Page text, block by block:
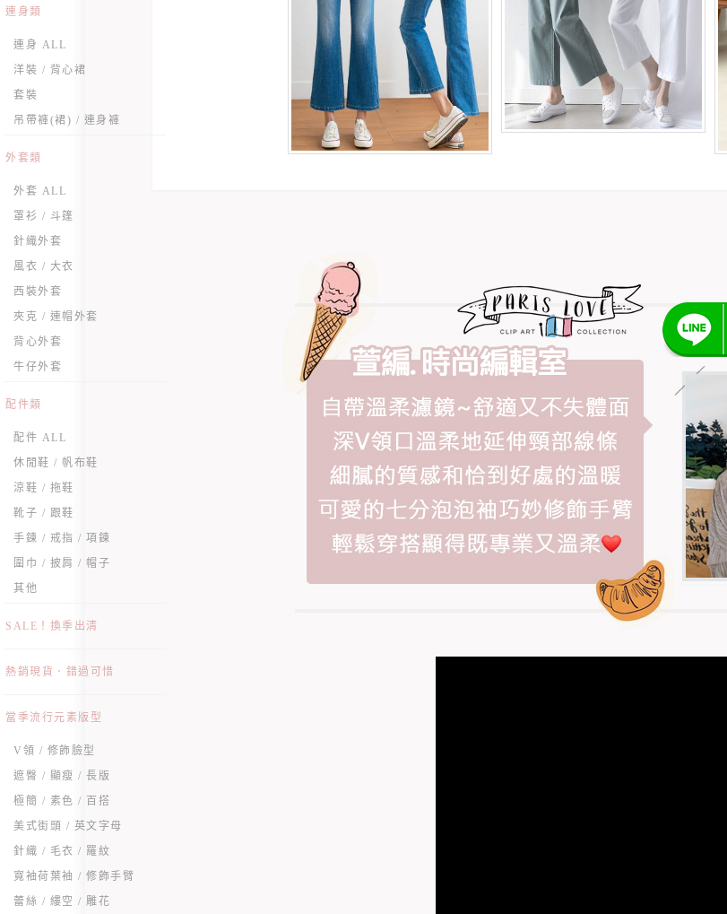
連身類
連身 ALL
洋裝 / 背心裙
套裝
吊帶褲(裙) / 連身褲
外套類
外套 ALL
罩衫 / 斗篷
針織外套
風衣 / 大衣
西裝外套
夾克 / 連帽外套
背心外套
牛仔外套
配件類
配件 ALL
休閒鞋 / 帆布鞋
涼鞋 / 拖鞋
靴子 / 跟鞋
手鍊 / 戒指 / 項鍊
圍巾 / 披肩 / 帽子
其他
SALE！換季出清
熱銷現貨．錯過可惜
當季流行元素版型
V領 / 修飾臉型
遮臀 / 顯瘦 / 長版
極簡 / 素色 / 百搭
美式街頭 / 英文字母
針織 / 毛衣 / 羅紋
寬袖荷葉袖 / 修飾手臂
蕾絲 / 縷空 / 雕花